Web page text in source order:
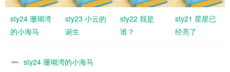
sty24 珊瑚湾
的小海马
sty23 小云的
诞生
sty22 我是
谁？
sty21 星星已
经亮了
sty24 珊瑚湾的小海马